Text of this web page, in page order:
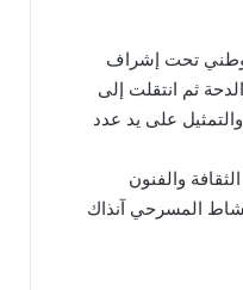
تحت إشراف
ثم انتقلت إلى
على يد عدد
والفنون
النشاط المسرحي آنذاك